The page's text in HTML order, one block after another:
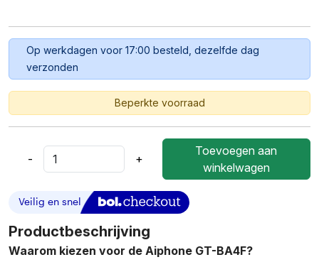
Op werkdagen voor 17:00 besteld, dezelfde dag
verzonden
Beperkte voorraad
-
Aiphone
BA4F
Audio
Intercom
4
+
Toevoegen aan
winkelwagen
Productbeschrijving
Waarom kiezen voor de Aiphone GT-BA4F?